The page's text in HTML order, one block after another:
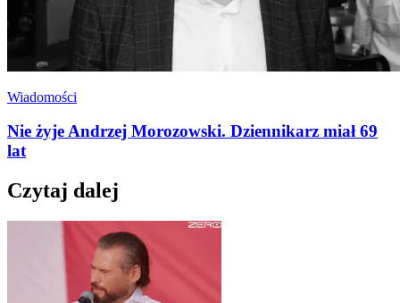
Wiadomości
Nie żyje Andrzej Morozowski. Dziennikarz miał 69
lat
Czytaj dalej